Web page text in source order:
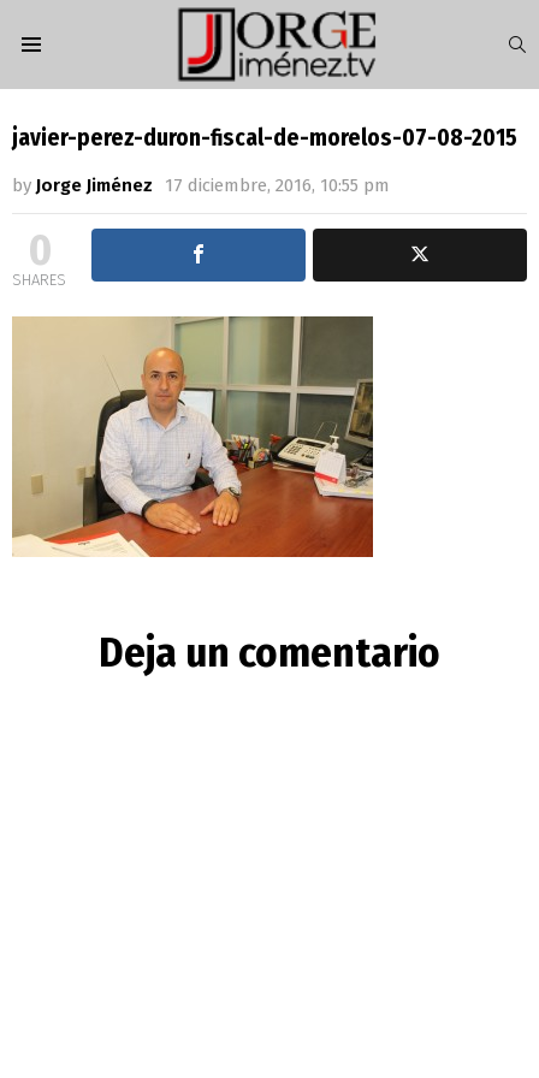
javier-perez-duron-fiscal-de-morelos-07-08-2015
by Jorge Jiménez 17 diciembre, 2016, 10:55 pm
0
SHARES
Deja un comentario